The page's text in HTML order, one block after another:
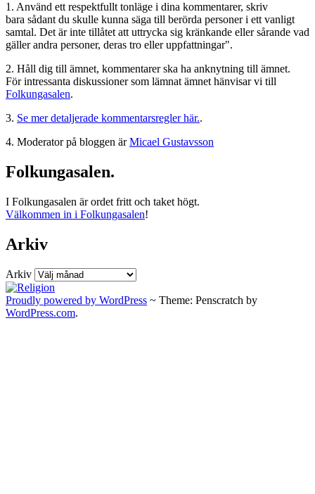
1. Använd ett respektfullt tonläge i dina kommentarer, skriv
bara sådant du skulle kunna säga till berörda personer i ett vanligt
samtal. Det är inte tillåtet att uttrycka sig kränkande eller sårande vad
gäller andra personer, deras tro eller uppfattningar".
2. Håll dig till ämnet, kommentarer ska ha anknytning till ämnet.
För intressanta diskussioner som lämnat ämnet hänvisar vi till
Folkungasalen.
3. Se mer detaljerade kommentarsregler här..
4. Moderator på bloggen ärMicael Gustavsson
Folkungasalen.
I Folkungasalen är ordet fritt och taket högt.
Välkommen in i Folkungasalen!
Arkiv
Arkiv
Proudly powered by WordPress ~ Theme: Penscratch by
WordPress.com.